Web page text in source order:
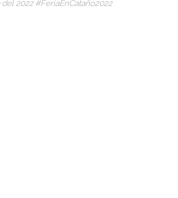
del 2022 #FeriaEnCataño2022